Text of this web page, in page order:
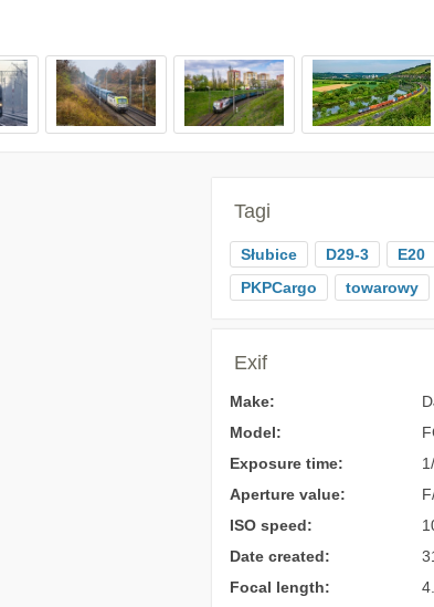
Tagi
Słubice D29-3 E20
PKPCargo
towarowy
Exif
Make:
Model:
Exposure time:
Aperture value:
ISO speed:
Date created:
Focal length: